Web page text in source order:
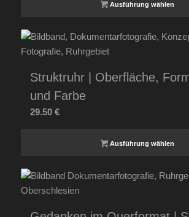
Ausführung wählen
Struktruhr | Oberfläche,
und Farbe
29.50 €
Ausführung wählen